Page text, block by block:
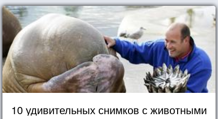
10 удивительных снимков с животными